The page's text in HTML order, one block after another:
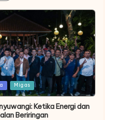
Migas
Ketika Energi dan
Beriringan